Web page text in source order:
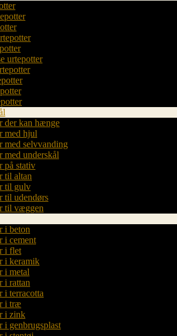
urtepotter
der kan hænge
med hjul
med selvvanding
med underskål
på stativ
til altan
til gulv
til udendørs
til væggen
i beton
i cement
i flet
i keramik
i metal
i rattan
i terracotta
i træ
i zink
i genbrugsplast